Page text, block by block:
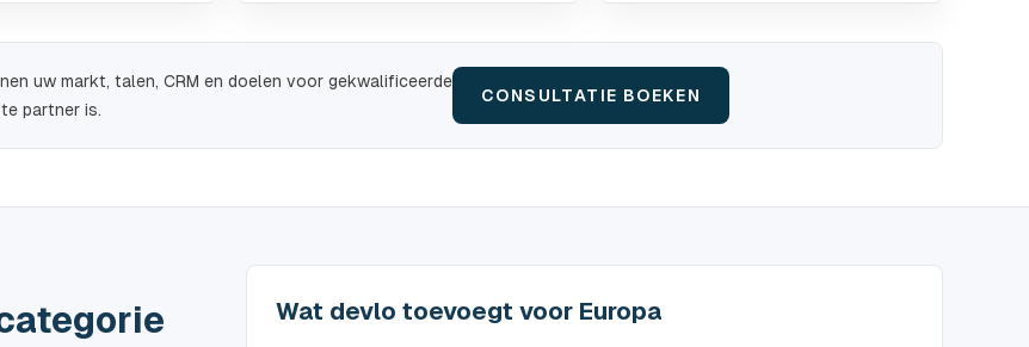
uw markt, talen, CRM en doelen voor gekwalificeerde
partner is.
CONSULTATIE BOEKEN
Wat devlo toevoegt voor Europa